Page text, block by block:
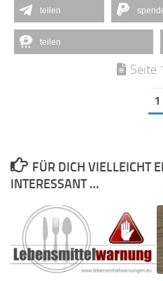
teilen
teilen
Seite
1
FÜR DICH VIELLEICHT
INTERESSANT …